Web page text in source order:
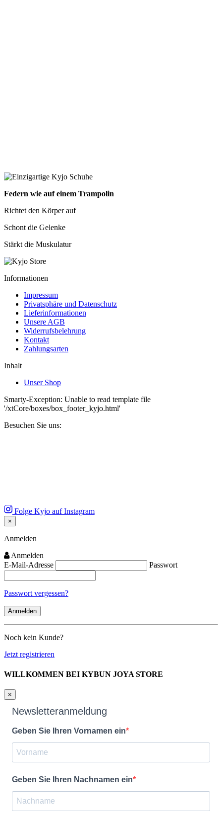
Federn wie auf einem Trampolin
Richtet den Körper auf
Schont die Gelenke
Stärkt die Muskulatur
Informationen
Impressum
Privatsphäre und Datenschutz
Lieferinformationen
Unsere AGB
Widerrufsbelehrung
Kontakt
Zahlungsarten
Inhalt
Unser Shop
Smarty-Exception: Unable to read template file
'/xtCore/boxes/box_footer_kyjo.html'
Besuchen Sie uns:
Folge Kyjo auf Instagram
×
Close
Anmelden
Anmelden
E-Mail-Adresse
Passwort
Passwort vergessen?
Noch kein Kunde?
Jetzt registrieren
WILLKOMMEN BEI KYBUN JOYA STORE
×
Newsletteranmeldung
Geben Sie Ihren Vornamen ein
Geben Sie Ihren Nachnamen ein